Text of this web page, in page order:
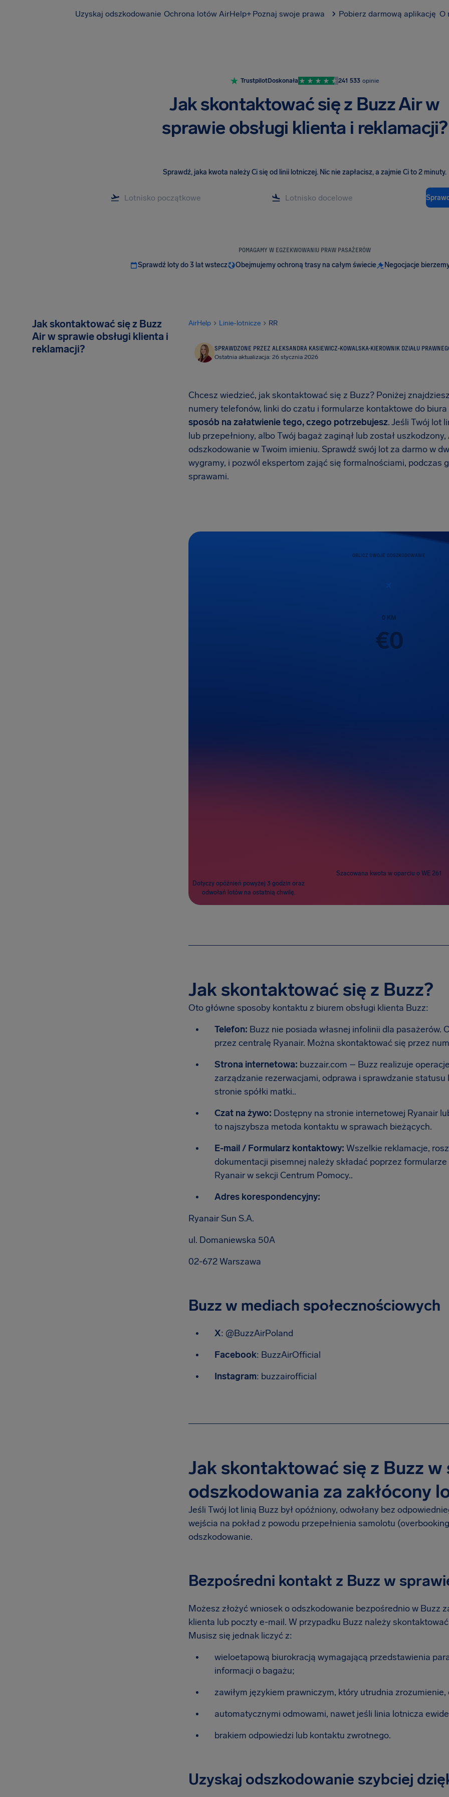
Uzyskaj odszkodowanie Ochrona lotów AirHelp+ Poznaj swoje prawa Pobierz darmową aplikację O
TrustpilotDoskonała 241 533 opinie
Jak skontaktować się z Buzz Air w
sprawie obsługi klienta i reklamacji?
Sprawdź, jaka kwota należy Ci się od linii lotniczej. Nic nie zapłacisz, a zajmie Ci to 2 minuty.
POMAGAMY W EGZEKWOWANIU PRAW PASAŻERÓW
Sprawdź loty do 3 lat wstecz Obejmujemy ochroną trasy na całym świecie Negocjacje
Jak skontaktować się z Buzz
Air w sprawie obsługi klienta i
reklamacji?
AirHelp Linie-lotnicze RR
SPRAWDZONE PRZEZ ALEKSANDRA KASIEWICZ-KOWALSKA·KIEROWNIK DZIAŁU
Ostatnia aktualizacja: 26 stycznia 2026
Chcesz wiedzieć, jak skontaktować się z Buzz? Poniżej
numery telefonów, linki do czatu i formularze kontaktowe do
sposób na załatwienie tego, czego potrzebujesz. Jeśli Twój lot
lub przepełniony, albo Twój bagaż zaginął lub został
odszkodowanie w Twoim imieniu. Sprawdź swój lot za darmo w
wygramy, i pozwól ekspertom zająć się formalnościami, podczas
sprawami.
OBLICZ SWOJE ODSZKODOWANIE
0KM
€0
Szacowana kwota w oparciu o WE 261
Dotyczy opóźnień powyżej 3 godzin oraz
odwołań lotów na ostatnią chwilę.
Jak skontaktować się z Buzz?
Oto główne sposoby kontaktu z biurem obsługi klienta Buzz:
Telefon: Buzz nie posiada własnej infolinii dla pasażerów.
przez centralę Ryanair. Można skontaktować się przez
Strona internetowa: buzzair.com – Buzz realizuje
zarządzanie rezerwacjami, odprawa i sprawdzanie statusu
stronie spółki matki..
Czat na żywo: Dostępny na stronie internetowej Ryanair
to najszybsza metoda kontaktu w sprawach bieżących.
E-mail / Formularz kontaktowy: Wszelkie reklamacje,
dokumentacji pisemnej należy składać poprzez
Ryanair w sekcji Centrum Pomocy..
Adres korespondencyjny:
Ryanair Sun S.A.
ul. Domaniewska 50A
02-672 Warszawa
Buzz w mediach społecznościowych
X: @BuzzAirPoland
Facebook: BuzzAirOfficial
Instagram: buzzairofficial
Jak skontaktować się z Buzz w
odszkodowania za zakłócony
Jeśli Twój lot linią Buzz był opóźniony, odwołany bez
wejścia na pokład z powodu przepełnienia samolotu
odszkodowanie.
Bezpośredni kontakt z Buzz w
Możesz złożyć wniosek o odszkodowanie bezpośrednio w Buzz
klienta lub poczty e-mail. W przypadku Buzz należy
Musisz się jednak liczyć z:
wieloetapową biurokracją wymagającą przedstawienia
informacji o bagażu;
zawiłym językiem prawniczym, który utrudnia
automatycznymi odmowami, nawet jeśli linia lotnicza
brakiem odpowiedzi lub kontaktu zwrotnego.
Uzyskaj odszkodowanie szybciej